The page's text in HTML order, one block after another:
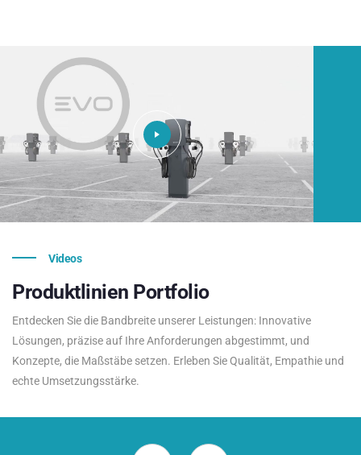
Videos
Produktlinien Portfolio
Entdecken Sie die Bandbreite unserer Leistungen: Innovative
Lösungen, präzise auf Ihre Anforderungen abgestimmt, und
Konzepte, die Maßstäbe setzen. Erleben Sie Qualität, Empathie und
echte Umsetzungsstärke.